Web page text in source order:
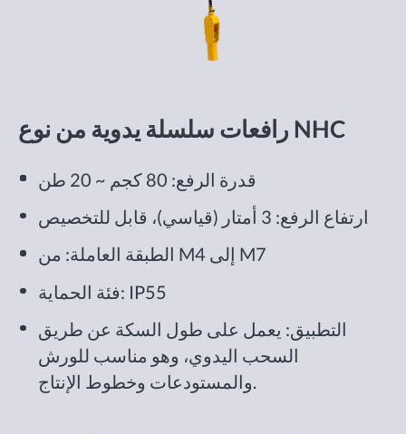
رافعات سلسلة يدوية من نوع NHC
قدرة الرفع: 80 كجم ~ 20 طن
ارتفاع الرفع: 3 أمتار (قياسي)، قابل للتخصيص
الطبقة العاملة: من M4 إلى M7
فئة الحماية: IP55
التطبيق: يعمل على طول السكة عن طريق
السحب اليدوي، وهو مناسب للورش
والمستودعات وخطوط الإنتاج.